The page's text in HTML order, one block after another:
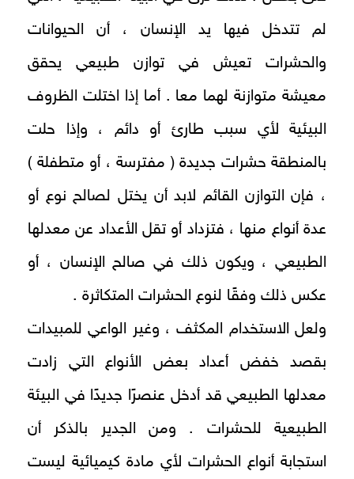
لم تتدخل فيها يد الإنسان ، أن الحيوانات
والحشرات تعيش في توازن طبيعي يحقق
معيشة متوازنة لهما معا . أما إذا اختلت الظروف
البيئية لأي سبب طارئ أو دائم ، وإذا حلت
بالمنطقة حشرات جديدة ( مفترسة ، أو متطفلة )
، فإن التوازن القائم لابد أن يختل لصالح نوع أو
عدة أنواع منها ، فتزداد أو تقل الأعداد عن معدلها
الطبيعي ، ويكون ذلك في صالح الإنسان ، أو
عكس ذلك وفقًا لنوع الحشرات المتكاثرة .
ولعل الاستخدام المكثف ، وغير الواعي للمبيدات
بقصد خفض أعداد بعض الأنواع التي زادت
معدلها الطبيعي قد أدخل عنصرًا جديدًا في البيئة
الطبيعية للحشرات . ومن الجدير بالذكر أن
استجابة أنواع الحشرات لأي مادة كيميائية ليست